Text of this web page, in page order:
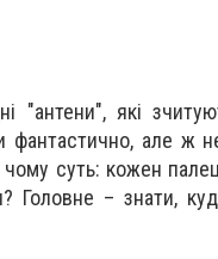
які
фантастично, але ж
суть: кожен
Головне – знати,